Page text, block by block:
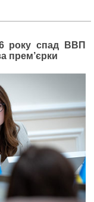
року спад ВВП
прем’єрки